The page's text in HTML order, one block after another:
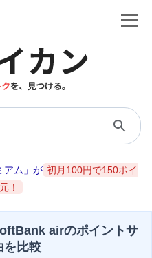
アム」が 初月100円で150ポイ
！
airのポイントサ
を比較